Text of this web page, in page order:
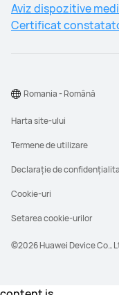
Aviz dispozitive
Certificat
©2026 Huawei Device Co.,
Harta site-ului
Termene de utilizare
Declarație de
Cookie-uri
Setarea cookie-urilor
Romania - Română